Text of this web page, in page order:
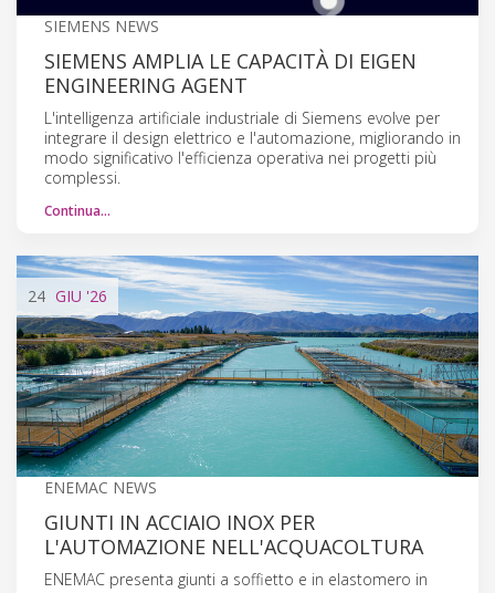
SIEMENS NEWS
SIEMENS AMPLIA LE CAPACITÀ DI EIGEN
ENGINEERING AGENT
L'intelligenza artificiale industriale di Siemens evolve per
integrare il design elettrico e l'automazione, migliorando in
modo significativo l'efficienza operativa nei progetti più
complessi.
Continua…
24 GIU '26
ENEMAC NEWS
GIUNTI IN ACCIAIO INOX PER
L'AUTOMAZIONE NELL'ACQUACOLTURA
ENEMAC presenta giunti a soffietto e in elastomero in